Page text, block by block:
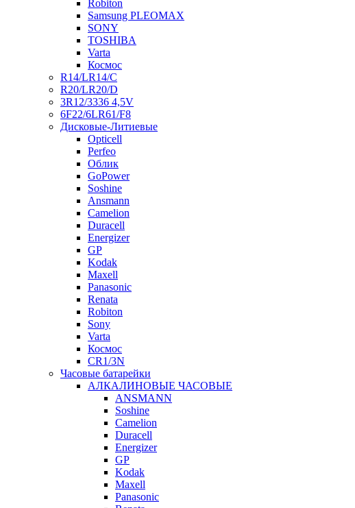
Robiton
Samsung PLEOMAX
SONY
TOSHIBA
Varta
Космос
R14/LR14/C
R20/LR20/D
3R12/3336 4,5V
6F22/6LR61/F8
Дисковые-Литиевые
Opticell
Perfeo
Облик
GoPower
Soshine
Ansmann
Camelion
Duracell
Energizer
GP
Kodak
Maxell
Panasonic
Renata
Robiton
Sony
Varta
Космос
CR1/3N
Часовые батарейки
АЛКАЛИНОВЫЕ ЧАСОВЫЕ
ANSMANN
Soshine
Camelion
Duracell
Energizer
GP
Kodak
Maxell
Panasonic